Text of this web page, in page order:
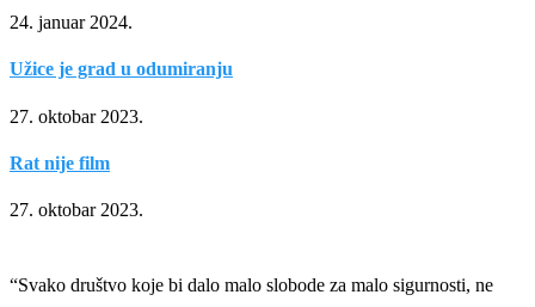
24. januar 2024.
Užice je grad u odumiranju
27. oktobar 2023.
Rat nije film
27. oktobar 2023.
“Svako društvo koje bi dalo malo slobode za malo sigurnosti, ne